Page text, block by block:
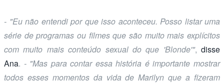
- "Eu não entendi por que isso aconteceu. Posso listar uma
série de programas ou filmes que são muito mais explícitos
com muito mais conteúdo sexual do que 'Blonde'", disse
Ana. - "Mas para contar essa história é importante mostrar
todos esses momentos da vida de Marilyn que a fizeram